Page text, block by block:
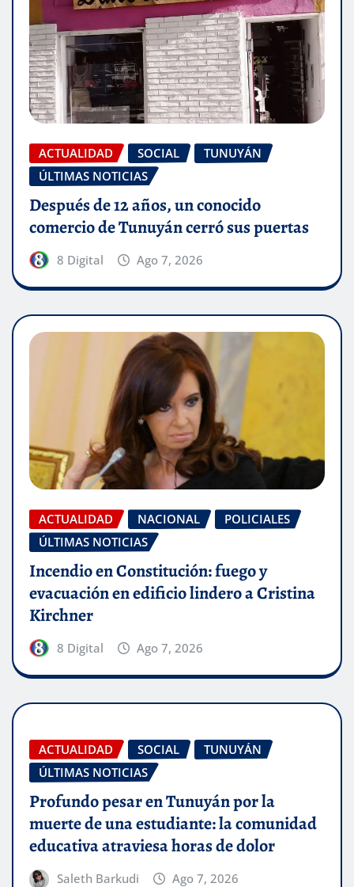
ACTUALIDAD SOCIAL
TUNUYÁN
ÚLTIMAS NOTICIAS
Después de 12 años, un conocido
comercio de Tunuyán cerró sus puertas
8 Digital Ago 7, 2026
ACTUALIDAD NACIONAL
POLICIALES
ÚLTIMAS NOTICIAS
Incendio en Constitución: fuego y
evacuación en edificio lindero a Cristina
Kirchner
8 Digital Ago 7, 2026
ACTUALIDAD SOCIAL
TUNUYÁN
ÚLTIMAS NOTICIAS
Profundo pesar en Tunuyán por la
muerte de una estudiante: la comunidad
educativa atraviesa horas de dolor
Saleth Barkudi Ago 7, 2026